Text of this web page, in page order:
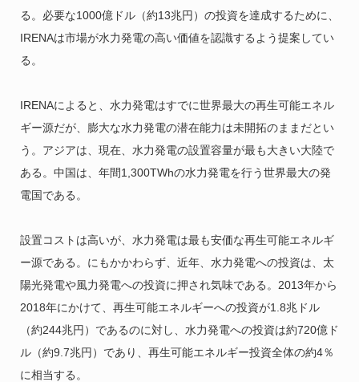
る。必要な1000億ドル（約13兆円）の投資を達成するために、
IRENAは市場が水力発電の高い価値を認識するよう提案してい
る。
IRENAによると、水力発電はすでに世界最大の再生可能エネル
ギー源だが、膨大な水力発電の潜在能力は未開拓のままだとい
う。アジアは、現在、水力発電の設置容量が最も大きい大陸で
ある。中国は、年間1,300TWhの水力発電を行う世界最大の発
電国である。
設置コストは高いが、水力発電は最も安価な再生可能エネルギ
ー源である。にもかかわらず、近年、水力発電への投資は、太
陽光発電や風力発電への投資に押され気味である。2013年から
2018年にかけて、再生可能エネルギーへの投資が1.8兆ドル
（約244兆円）であるのに対し、水力発電への投資は約720億ド
ル（約9.7兆円）であり、再生可能エネルギー投資全体の約4％
に相当する。